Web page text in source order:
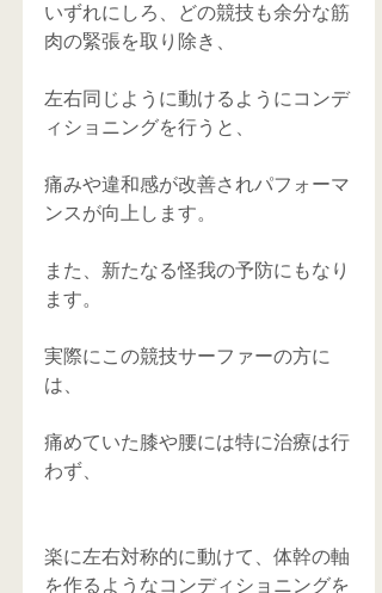
いずれにしろ、どの競技も余分な筋
肉の緊張を取り除き、
左右同じように動けるようにコンデ
ィショニングを行うと、
痛みや違和感が改善されパフォーマ
ンスが向上します。
また、新たなる怪我の予防にもなり
ます。
実際にこの競技サーファーの方に
は、
痛めていた膝や腰には特に治療は行
わず、
楽に左右対称的に動けて、体幹の軸
を作るようなコンディショニングを